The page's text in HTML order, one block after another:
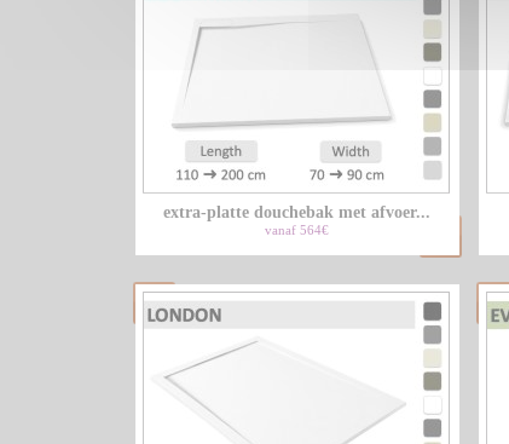
extra-platte douchebak met afvoer...
vanaf 564€